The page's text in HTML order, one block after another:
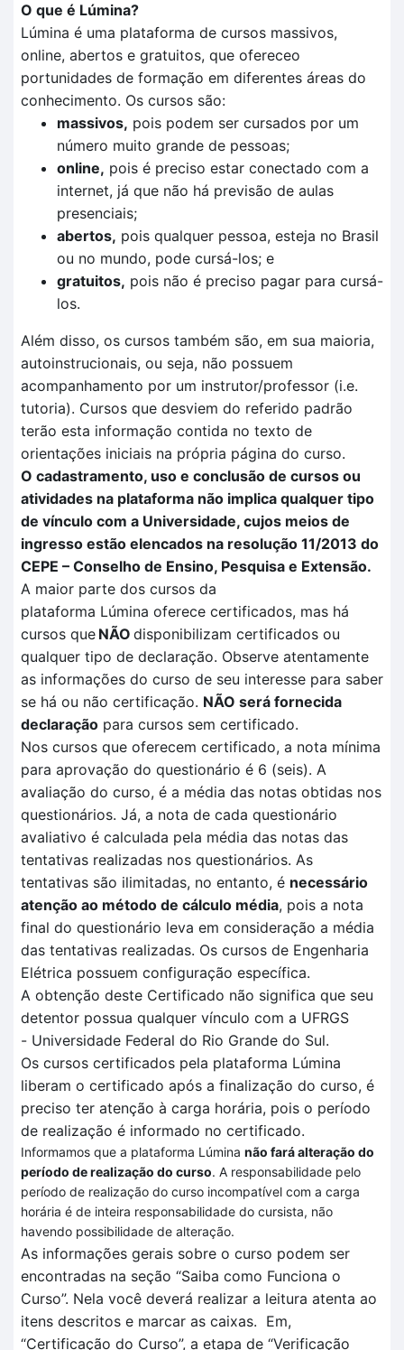
O que é Lúmina?
Lúmina é uma plataforma de cursos massivos,
online, abertos e gratuitos, que ofereceo
portunidades de formação em diferentes áreas do
conhecimento. Os cursos são:
massivos, pois podem ser cursados por um
número muito grande de pessoas;
online, pois é preciso estar conectado com a
internet, já que não há previsão de aulas
presenciais;
abertos, pois qualquer pessoa, esteja no Brasil
ou no mundo, pode cursá-los; e
gratuitos, pois não é preciso pagar para cursá-
los.
Além disso, os cursos também são, em sua maioria,
autoinstrucionais, ou seja, não possuem
acompanhamento por um instrutor/professor (i.e.
tutoria). Cursos que desviem do referido padrão
terão esta informação contida no texto de
orientações iniciais na própria página do curso.
O cadastramento, uso e conclusão de cursos ou
atividades na plataforma não implica qualquer tipo
de vínculo com a Universidade, cujos meios de
ingresso estão elencados na resolução 11/2013 do
CEPE – Conselho de Ensino, Pesquisa e Extensão.
A maior parte dos cursos da
plataforma Lúmina oferece certificados, mas há
cursos que NÃO disponibilizam certificados ou
qualquer tipo de declaração. Observe atentamente
as informações do curso de seu interesse para saber
se há ou não certificação. NÃO será fornecida
declaração para cursos sem certificado.
Nos cursos que oferecem certificado, a nota mínima
para aprovação do questionário é 6 (seis). A
avaliação do curso, é a média das notas obtidas nos
questionários. Já, a nota de cada questionário
avaliativo é calculada pela média das notas das
tentativas realizadas nos questionários. As
tentativas são ilimitadas, no entanto, é necessário
atenção ao método de cálculo média, pois a nota
final do questionário leva em consideração a média
das tentativas realizadas. Os cursos de Engenharia
Elétrica possuem configuração específica.
A obtenção deste Certificado não significa que seu
detentor possua qualquer vínculo com a UFRGS
- Universidade Federal do Rio Grande do Sul.
Os cursos certificados pela plataforma Lúmina
liberam o certificado após a finalização do curso, é
preciso ter atenção à carga horária, pois o período
de realização é informado no certificado.
Informamos que a plataforma Lúmina não fará alteração do
período de realização do curso. A responsabilidade pelo
período de realização do curso incompatível com a carga
horária é de inteira responsabilidade do cursista, não
havendo possibilidade de alteração.
As informações gerais sobre o curso podem ser
encontradas na seção “Saiba como Funciona o
Curso”. Nela você deverá realizar a leitura atenta ao
itens descritos e marcar as caixas. Em,
“Certificação do Curso”, a etapa de “Verificação